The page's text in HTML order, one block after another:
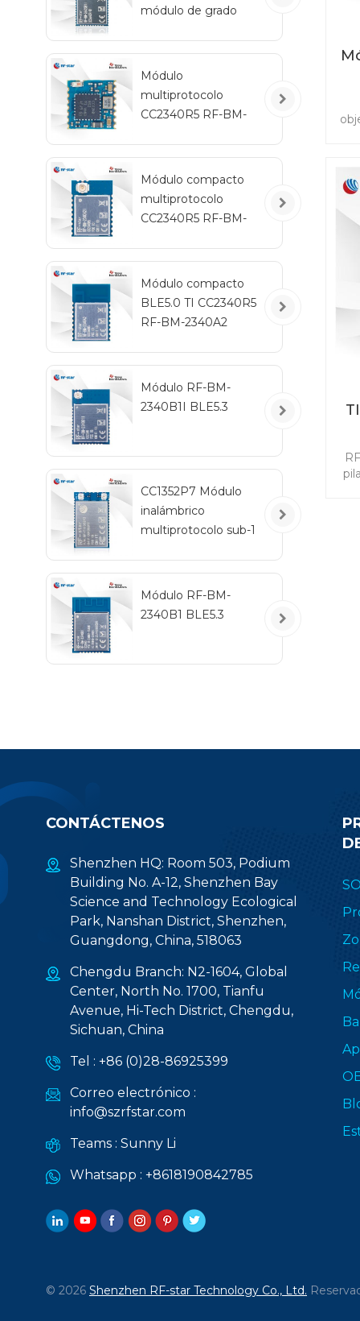
módulo de grado
vehículos
Módulo
multiprotocolo
CC2340R5 RF-BM-
Módulo compacto
multiprotocolo
CC2340R5 RF-BM-
Módulo compacto
BLE5.0 TI CC2340R5
RF-BM-2340A2
Módulo RF-BM-
2340B1I BLE5.3
CC1352P7 Módulo
inalámbrico
multiprotocolo sub-1
Módulo RF-BM-
2340B1 BLE5.3
CONTÁCTENOS
Shenzhen HQ: Room 503, Podium
Building No. A-12, Shenzhen Bay
Science and Technology Ecological
Park, Nanshan District, Shenzhen,
Guangdong, China, 518063
Chengdu Branch: N2-1604, Global
Center, North No. 1700, Tianfu
Avenue, Hi-Tech District, Chengdu,
Sichuan, China
Tel : +86 (0)28-86925399
Correo electrónico :
info@szrfstar.com
Teams : Sunny Li
Whatsapp : +8618190842785
© 2026 Shenzhen RF-star Technology Co., Ltd.